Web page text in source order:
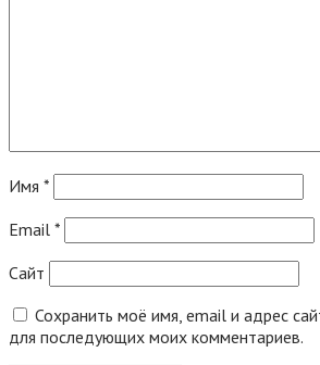
Имя *
Email *
Сайт
Сохранить моё имя, email и адрес
для последующих моих комментариев.